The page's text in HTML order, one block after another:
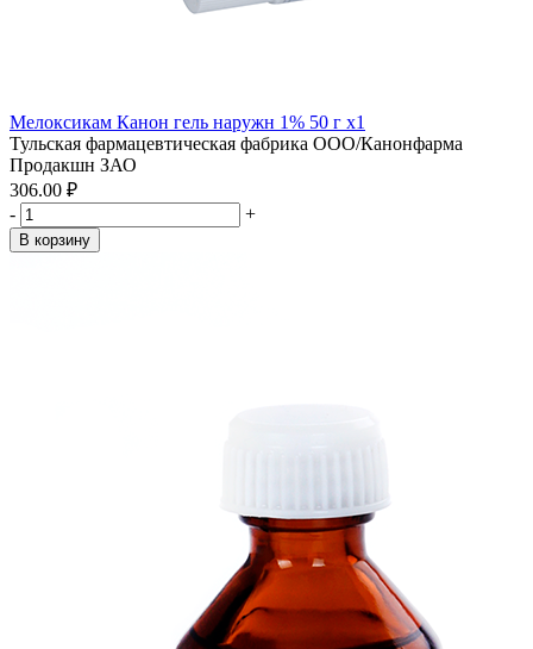
Мелоксикам Канон гель наружн 1% 50 г x1
Тульская фармацевтическая фабрика ООО/Канонфарма
Продакшн ЗАО
306.00 ₽
-
+
В корзину